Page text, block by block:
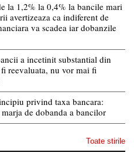
la 1,2% la 0,4% la bancile mari
avertizeaza ca indiferent de
va scadea iar dobanzile
a incetinit substantial din
reevaluata, nu vor mai fi
privind taxa bancara:
de dobanda a bancilor
Toate stirile